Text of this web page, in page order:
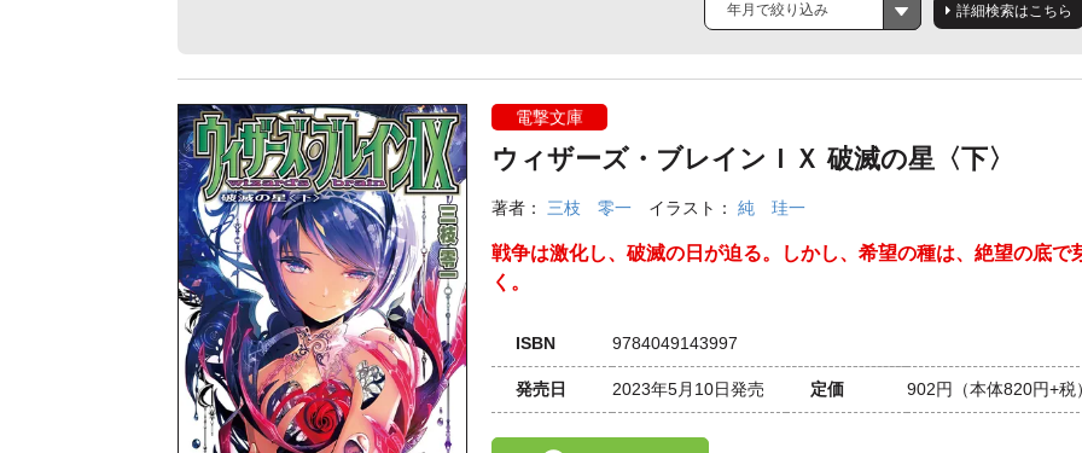
年月で絞り込み 詳細検索はこちら
電撃文庫
ウィザーズ・ブレインＩＸ 破滅の星〈下〉
著者： 三枝 零一 イラスト： 純 珪一
戦争は激化し、破滅の日が迫る。しかし、希望の種は、絶望の底で
く。
ISBN 9784049143997
発売日 2023年5月10日発売 定価 902円 （本体820円+税